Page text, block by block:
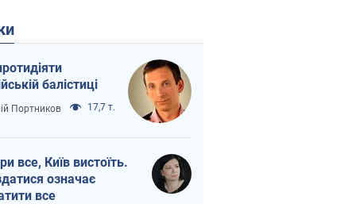
балістиці
Портников 17,7 т.
все, Київ вистоїть.
означає
все